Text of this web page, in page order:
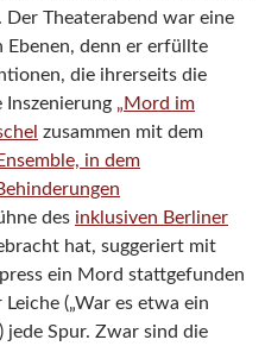
Theaterabend war eine
Ebenen, denn er erfüllte
die ihrerseits die
Inszenierung „Mord im
zusammen mit dem
in dem
des inklusiven Berliner
hat, suggeriert mit
ein Mord stattgefunden
(„War es etwa ein
jede Spur. Zwar sind die